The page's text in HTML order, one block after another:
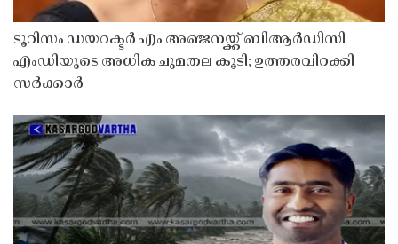
ടൂറിസം ഡയറക്ടർ എം അഞ്ജനയ്ക്ക് ബിആർഡിസി
എംഡിയുടെ അധിക ചുമതല കൂടി; ഉത്തരവിറക്കി
സർക്കാർ